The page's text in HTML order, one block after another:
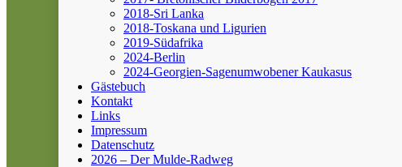
2018-Sri Lanka
2018-Toskana und Ligurien
2019-Südafrika
2024-Berlin
2024-Georgien-Sagenumwobener Kaukasus
Gästebuch
Kontakt
Links
Impressum
Datenschutz
2026 – Der Mulde-Radweg